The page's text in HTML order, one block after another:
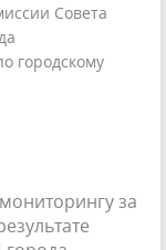
Совета
городскому
за